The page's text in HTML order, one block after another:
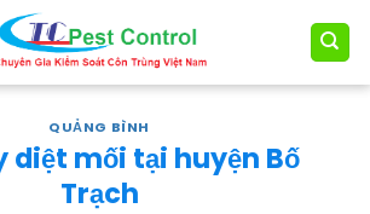
QUẢNG BÌNH
diệt mối tại huyện Bố
Trạch